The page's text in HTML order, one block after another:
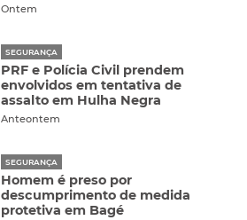
Ontem
SEGURANÇA
PRF e Polícia Civil prendem
envolvidos em tentativa de
assalto em Hulha Negra
Anteontem
SEGURANÇA
Homem é preso por
descumprimento de medida
protetiva em Bagé